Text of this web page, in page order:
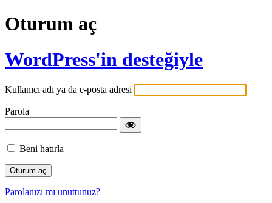
Oturum aç
WordPress'in desteğiyle
Kullanıcı adı ya da e-posta adresi
Parola
Beni hatırla
Parolanızı mı unuttunuz?